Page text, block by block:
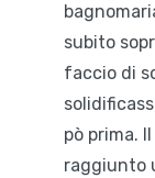
subito
faccio di
pò prima.
raggiunto